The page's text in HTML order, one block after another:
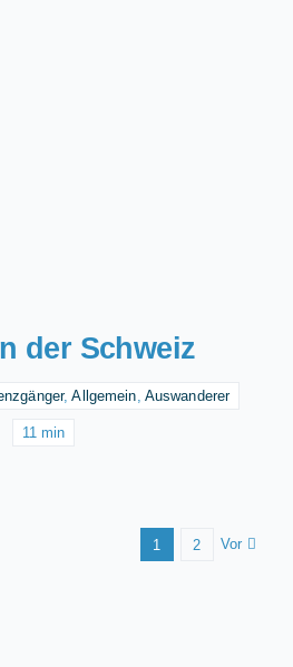
der Schweiz
,Allgemein, Auswanderer
11 min
1 2 Vor